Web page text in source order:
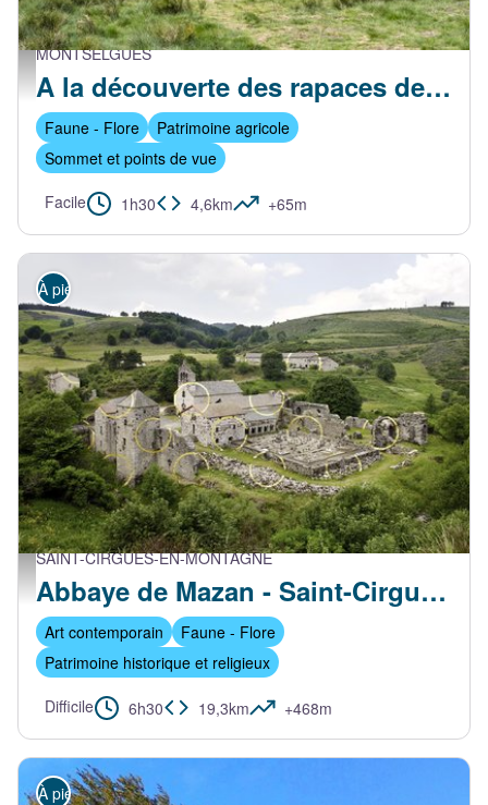
MONTSELGUES
A la découverte des rapaces de Montselgues
Faune - Flore
Patrimoine agricole
Sommet et points de vue
Facile
1h30 4,6km +65m
À pied
SAINT-CIRGUES-EN-MONTAGNE
Abbaye de Mazan - Saint-Cirgues-en-Montagne
Art contemporain
Faune - Flore
Patrimoine historique et religieux
Difficile
6h30 19,3km +468m
À pied